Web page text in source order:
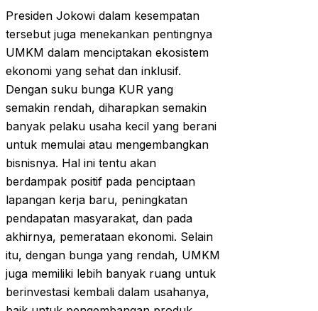
Presiden Jokowi dalam kesempatan
tersebut juga menekankan pentingnya
UMKM dalam menciptakan ekosistem
ekonomi yang sehat dan inklusif.
Dengan suku bunga KUR yang
semakin rendah, diharapkan semakin
banyak pelaku usaha kecil yang berani
untuk memulai atau mengembangkan
bisnisnya. Hal ini tentu akan
berdampak positif pada penciptaan
lapangan kerja baru, peningkatan
pendapatan masyarakat, dan pada
akhirnya, pemerataan ekonomi. Selain
itu, dengan bunga yang rendah, UMKM
juga memiliki lebih banyak ruang untuk
berinvestasi kembali dalam usahanya,